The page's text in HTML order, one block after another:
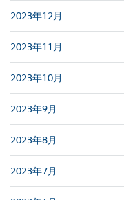
2023年12月
2023年11月
2023年10月
2023年9月
2023年8月
2023年7月